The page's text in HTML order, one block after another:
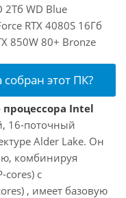
2Тб WD Blue
RTX 4080S 16Гб
850W 80+ Bronze
этот ПК?
процессора Intel
16-поточный
Alder Lake. Он
комбинируя
cores) с
, имеет базовую